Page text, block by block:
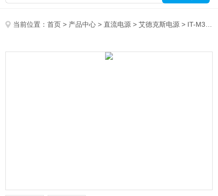
当前位置：首页 > 产品中心 >直流电源 >艾德克斯电源 > IT-M3901D-10-170艾德克斯大功率可编程直流电源